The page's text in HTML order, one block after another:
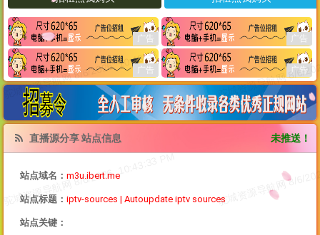
直播源分享 站点信息 未推送！
站点域名： m3u.ibert.me
站点标题： iptv-sources | Autoupdate iptv sources
站点关键：